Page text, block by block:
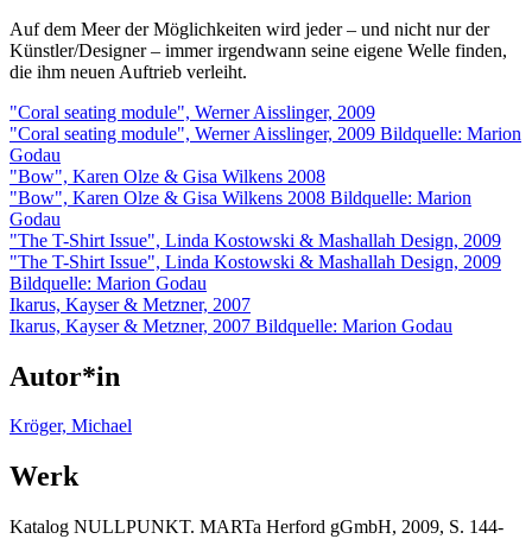
Auf dem Meer der Möglichkeiten wird jeder – und nicht nur der
Künstler/Designer – immer irgendwann seine eigene Welle finden,
die ihm neuen Auftrieb verleiht.
"Coral seating module", Werner Aisslinger, 2009
"Coral seating module", Werner Aisslinger, 2009 Bildquelle: Marion
Godau
"Bow", Karen Olze & Gisa Wilkens 2008
"Bow", Karen Olze & Gisa Wilkens 2008 Bildquelle: Marion
Godau
"The T-Shirt Issue", Linda Kostowski & Mashallah Design, 2009
"The T-Shirt Issue", Linda Kostowski & Mashallah Design, 2009
Bildquelle: Marion Godau
Ikarus, Kayser & Metzner, 2007
Ikarus, Kayser & Metzner, 2007 Bildquelle: Marion Godau
Autor*in
Kröger, Michael
Werk
Katalog NULLPUNKT. MARTa Herford gGmbH, 2009, S. 144-